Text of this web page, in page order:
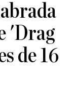
'Drag
de 16